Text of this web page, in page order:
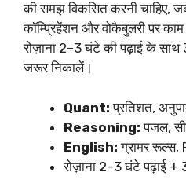
की समझ विकसित करनी चाहिए,
कॉम्प्रिहेंशन और वोकैबुलरी पर काम
रोज़ाना 2–3 घंटे की पढ़ाई के
जरूर निकालें।
Quant: प्रतिशत,
Reasoning: पजल,
English: ग्रामर रूल्स,
रोज़ाना 2–3 घंटे पढ़ाई +